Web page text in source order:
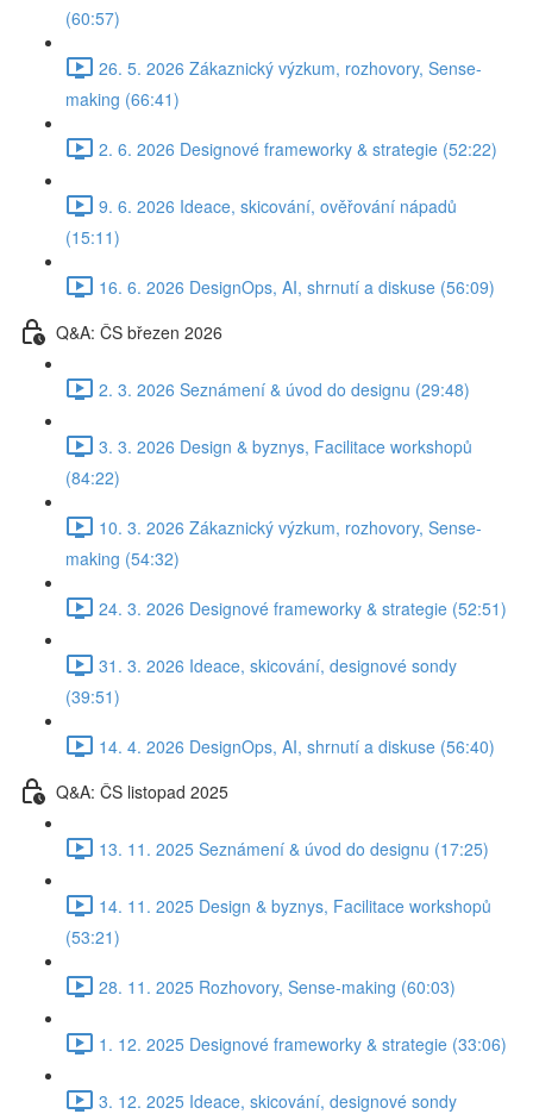
(60:57)
26. 5. 2026 Zákaznický výzkum, rozhovory, Sense-
making (66:41)
2. 6. 2026 Designové frameworky & strategie (52:22)
9. 6. 2026 Ideace, skicování, ověřování nápadů
(15:11)
16. 6. 2026 DesignOps, AI, shrnutí a diskuse (56:09)
Q&A: ČS březen 2026
2. 3. 2026 Seznámení & úvod do designu (29:48)
3. 3. 2026 Design & byznys, Facilitace workshopů
(84:22)
10. 3. 2026 Zákaznický výzkum, rozhovory, Sense-
making (54:32)
24. 3. 2026 Designové frameworky & strategie (52:51)
31. 3. 2026 Ideace, skicování, designové sondy
(39:51)
14. 4. 2026 DesignOps, AI, shrnutí a diskuse (56:40)
Q&A: ČS listopad 2025
13. 11. 2025 Seznámení & úvod do designu (17:25)
14. 11. 2025 Design & byznys, Facilitace workshopů
(53:21)
28. 11. 2025 Rozhovory, Sense-making (60:03)
1. 12. 2025 Designové frameworky & strategie (33:06)
3. 12. 2025 Ideace, skicování, designové sondy